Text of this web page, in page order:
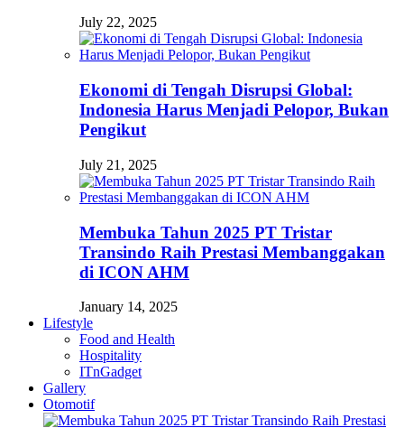
July 22, 2025
Ekonomi di Tengah Disrupsi Global:
Indonesia Harus Menjadi Pelopor, Bukan
Pengikut
July 21, 2025
Membuka Tahun 2025 PT Tristar
Transindo Raih Prestasi Membanggakan
di ICON AHM
January 14, 2025
Lifestyle
Food and Health
Hospitality
ITnGadget
Gallery
Otomotif